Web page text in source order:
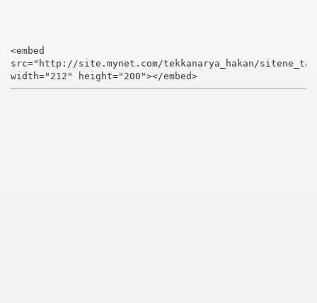
<embed
src="http://site.mynet.com/tekkanarya_hakan/
width="212" height="200"></embed>